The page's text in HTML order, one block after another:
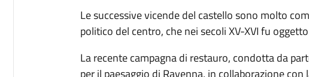
Le successive vicende del castello sono molto
politico del centro, che nei secoli XV-XVI fu
La recente campagna di restauro, condotta da
per il paesaggio di Ravenna, in collaborazione